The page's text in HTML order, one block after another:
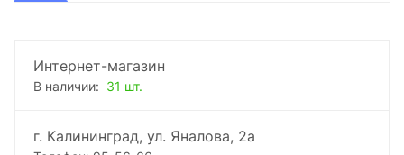
Интернет-магазин
В наличии: 31 шт.
г. Калининград, ул. Яналова, 2а